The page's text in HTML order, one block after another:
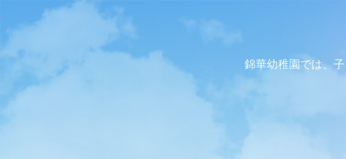
錦華幼稚園では、